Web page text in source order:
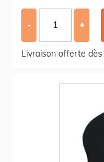
- +
Livraison offerte dès